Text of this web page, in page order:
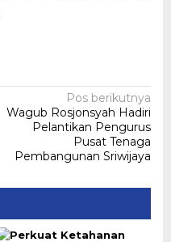
Pos berikutnya
Wagub Rosjonsyah Hadiri
Pelantikan Pengurus
Pusat Tenaga
Pembangunan Sriwijaya